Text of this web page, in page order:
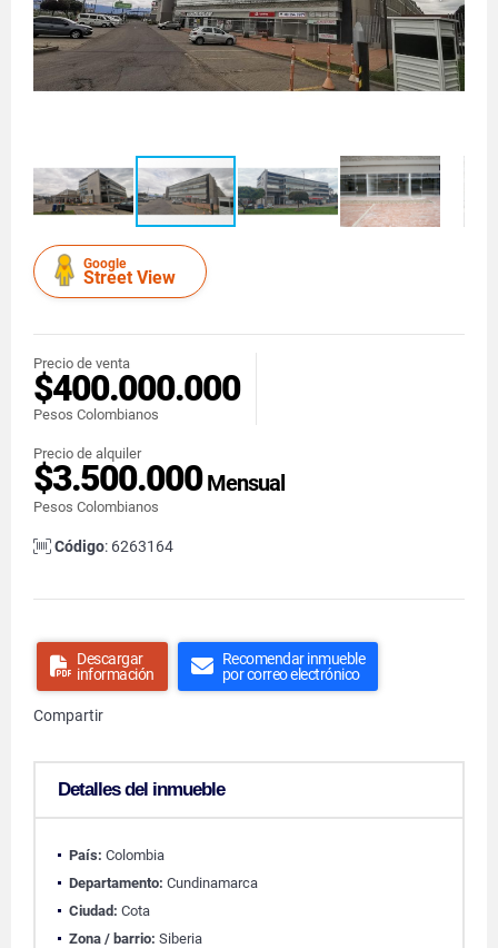
Google
Street View
Precio de venta
$400.000.000
Pesos Colombianos
Precio de alquiler
$3.500.000Mensual
Pesos Colombianos
Código: 6263164
Descargar
información
Recomendar inmueble
por correo electrónico
Compartir
Detalles del inmueble
País: Colombia
Departamento: Cundinamarca
Ciudad: Cota
Zona / barrio: Siberia